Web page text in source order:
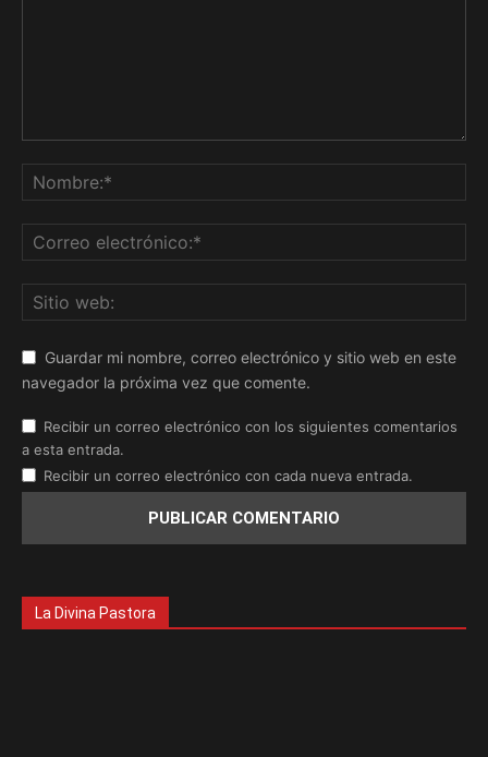
Guardar mi nombre, correo electrónico y sitio web en este
navegador la próxima vez que comente.
Recibir un correo electrónico con los siguientes comentarios
a esta entrada.
Recibir un correo electrónico con cada nueva entrada.
La Divina Pastora